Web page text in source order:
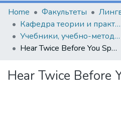
Communities & Collections
All of DSpace
Statistics
Home Факультеты
Кафедра теории и практики германских языков
Учебники, учебно-методические пособия, курсы лекций и др.
Hear Twice Before You Speak
Hear Twice Before